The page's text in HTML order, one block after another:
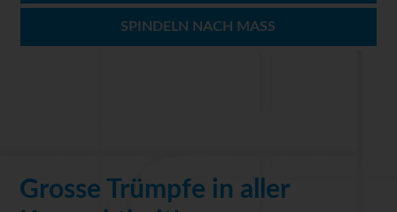
SPINDELN NACH MASS
Grosse Trümpfe in aller